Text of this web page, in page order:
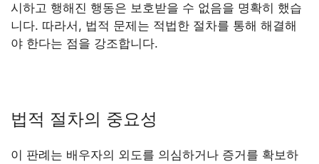
시하고 행해진 행동은 보호받을 수 없음을 명확히 했습
니다. 따라서, 법적 문제는 적법한 절차를 통해 해결해
야 한다는 점을 강조합니다.
법적 절차의 중요성
이 판례는 배우자의 외도를 의심하거나 증거를 확보하